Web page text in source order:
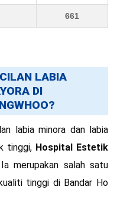
661
LABIA
DI
labia minora dan labia
tinggi, Hospital Estetik
merupakan salah satu
tinggi di Bandar Ho